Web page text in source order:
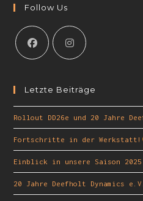
Follow Us
Letzte Beiträge
Rollout DD26e und 20 Jahre
Fortschritte in der Werkstatt!
Einblick in unsere Saison 2025
20 Jahre Deefholt Dynamics e.V.